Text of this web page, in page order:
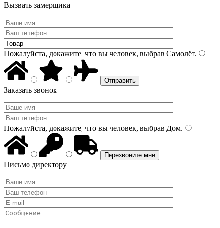
Вызвать замерщика
Пожалуйста, докажите, что вы человек, выбрав Самолёт.
Заказать звонок
Пожалуйста, докажите, что вы человек, выбрав Дом.
Письмо директору